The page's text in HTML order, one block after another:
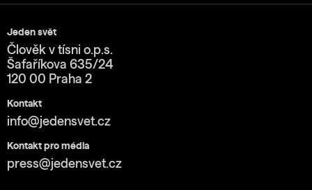
Jeden svět
Člověk v tísni o.p.s.
Šafaříkova 635/24
120 00 Praha 2
Kontakt
info@jedensvet.cz
Kontakt pro média
press@jedensvet.cz